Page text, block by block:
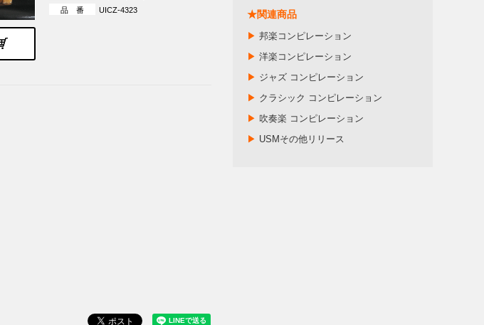
品 番
UICZ-4323 ★関連商品
▶ 邦楽コンピレーション
▶ 洋楽コンピレーション
▶ ジャズ コンピレーション
▶ クラシック コンピレーション
▶ 吹奏楽 コンピレーション
▶ USMその他リリース